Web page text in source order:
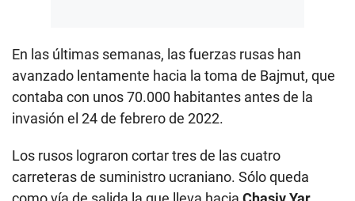
En las últimas semanas, las fuerzas rusas han
avanzado lentamente hacia la toma de Bajmut, que
contaba con unos 70.000 habitantes antes de la
invasión el 24 de febrero de 2022.
Los rusos lograron cortar tres de las cuatro
carreteras de suministro ucraniano. Sólo queda